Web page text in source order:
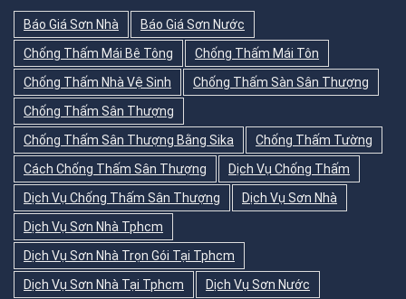
Báo Giá Sơn Nhà
Báo Giá Sơn Nước
Chống Thấm Mái Bê Tông
Chống Thấm Mái Tôn
Chống Thấm Nhà Vệ Sinh
Chống Thấm Sàn Sân Thượng
Chống Thấm Sân Thượng
Chống Thấm Sân Thượng Bằng Sika
Chống Thấm Tường
Cách Chống Thấm Sân Thượng
Dịch Vụ Chống Thấm
Dịch Vụ Chống Thấm Sân Thượng
Dịch Vụ Sơn Nhà
Dịch Vụ Sơn Nhà Tphcm
Dịch Vụ Sơn Nhà Trọn Gói Tại Tphcm
Dịch Vụ Sơn Nhà Tại Tphcm
Dịch Vụ Sơn Nước